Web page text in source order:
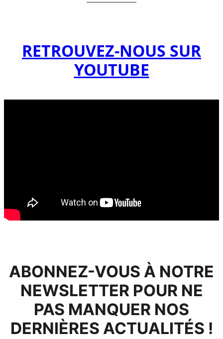
RETROUVEZ-NOUS SUR
YOUTUBE
ABONNEZ-VOUS À NOTRE
NEWSLETTER POUR NE
PAS MANQUER NOS
DERNIÈRES ACTUALITÉS !